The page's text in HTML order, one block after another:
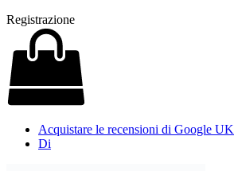
Registrazione
Acquistare le recensioni di Google UK
Di